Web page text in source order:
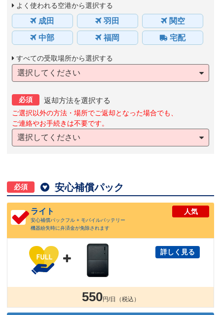
よく使われる空港から選択する
成田 羽田
関空
中部
福岡 宅配
すべての受取場所から選択する
選択してください
必須 返却方法を選択する
ご選択以外の方法・場所でご返却となった場合でも、
ご連絡やお手続きは不要です。
選択してください
必須  安心補償パック
ライト
安心補償パックフル + モバイルバッテリー
機器紛失時に弁済金が免除されます
人気

詳しく見る
550円/日（税込）